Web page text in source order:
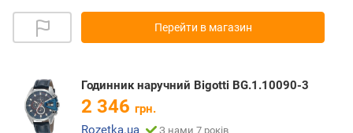
Перейти в магазин
Годинник наручний Bigotti BG.1.10090-3
2 346 грн.
Rozetka.ua
З нами 7 років